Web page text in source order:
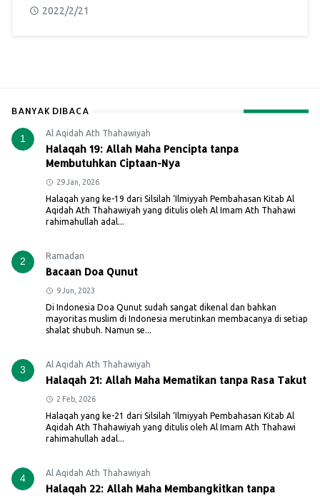
2022/2/21
BANYAK DIBACA
1 Al Aqidah Ath Thahawiyah
Halaqah 19: Allah Maha Pencipta tanpa
Membutuhkan Ciptaan-Nya
29 Jan, 2026
Halaqah yang ke-19 dari Silsilah ‘Ilmiyyah Pembahasan Kitab Al
Aqidah Ath Thahawiyah yang ditulis oleh Al Imam Ath Thahawi
rahimahullah adal...
2 Ramadan
Bacaan Doa Qunut
9 Jun, 2023
Di Indonesia Doa Qunut sudah sangat dikenal dan bahkan
mayoritas muslim di Indonesia merutinkan membacanya di setiap
shalat shubuh. Namun se...
3 Al Aqidah Ath Thahawiyah
Halaqah 21: Allah Maha Mematikan tanpa Rasa Takut
2 Feb, 2026
Halaqah yang ke-21 dari Silsilah ‘Ilmiyyah Pembahasan Kitab Al
Aqidah Ath Thahawiyah yang ditulis oleh Al Imam Ath Thahawi
rahimahullah adal...
4 Al Aqidah Ath Thahawiyah
Halaqah 22: Allah Maha Membangkitkan tanpa